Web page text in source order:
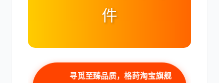
大宇 丰田
件
寻觅至臻品质，格莳淘宝旗舰